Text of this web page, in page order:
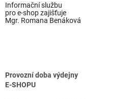
Informační službu
pro e-shop zajišťuje
Mgr. Romana Benáková
Provozní doba výdejny
E-SHOPU